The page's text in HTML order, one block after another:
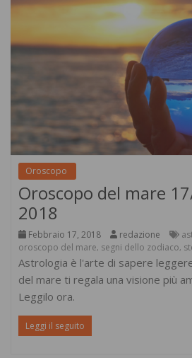
Oroscopo
Oroscopo del mare
2018
Febbraio 17, 2018 redazione
oroscopo del mare, segni dello zodiaco,
Astrologia è l'arte di sapere
del mare ti regala una visione più
Leggilo ora.
Leggi il seguito